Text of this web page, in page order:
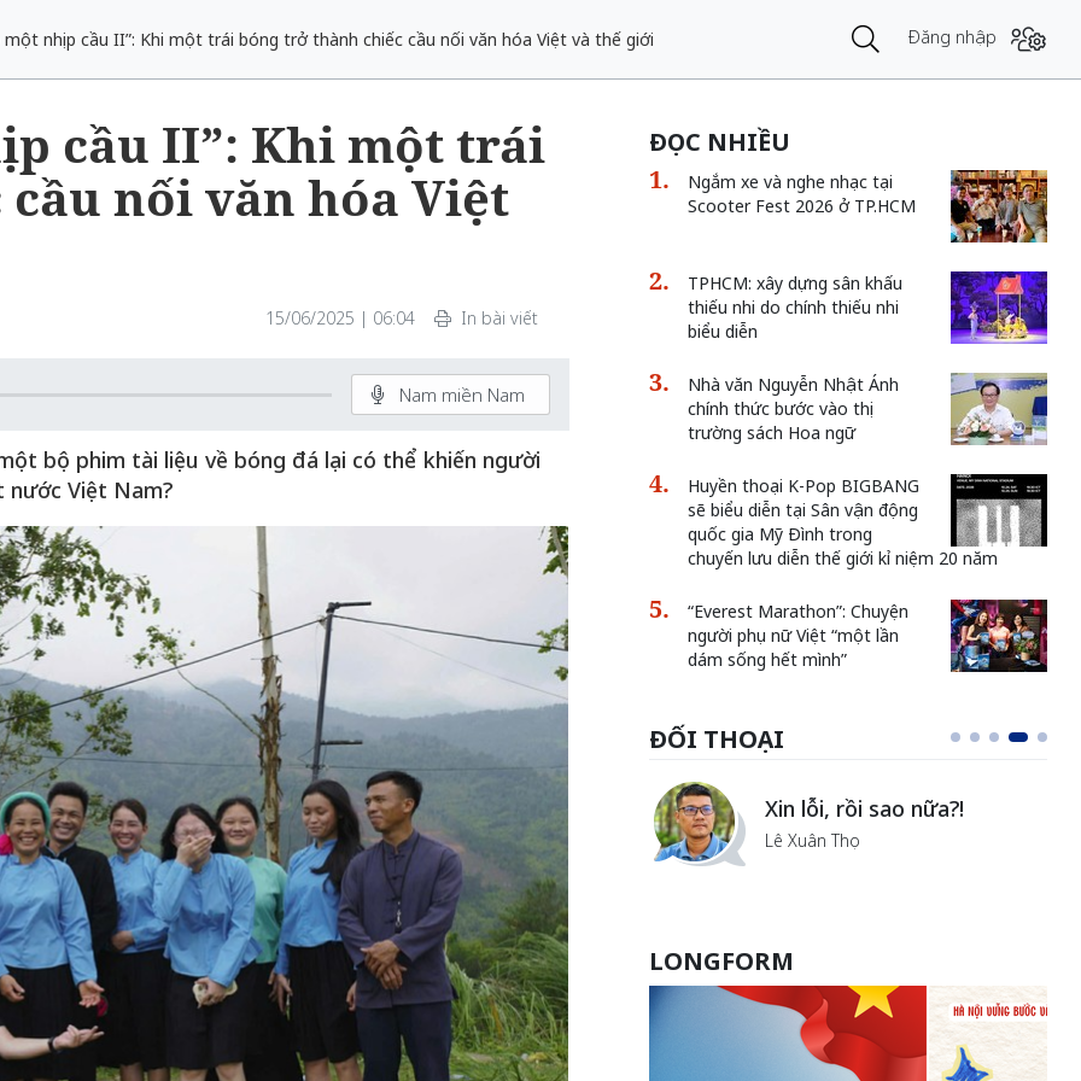
một nhịp cầu II”: Khi một trái bóng trở thành chiếc cầu nối văn hóa Việt và thế giới Đăng nhập
cầu II”: Khi một trái
nối văn hóa Việt
15/06/2025 | 06:04 In bài viết
Nam miền Nam
bộ phim tài liệu về bóng đá lại có thể khiến người
Việt Nam?
ĐỌC NHIỀU
Ngắm xe và nghe nhạc tại
Scooter Fest 2026 ở TP.HCM
TPHCM: xây dựng sân khấu
thiếu nhi do chính thiếu nhi
biểu diễn
Nhà văn Nguyễn Nhật Ánh
chính thức bước vào thị
trường sách Hoa ngữ
Huyền thoại K-Pop BIGBANG
sẽ biểu diễn tại Sân vận động
quốc gia Mỹ Đình trong
chuyến lưu diễn thế giới kỉ niệm 20 năm
“Everest Marathon”: Chuyện
người phụ nữ Việt “một lần
dám sống hết mình”
ĐỐI THOẠI
nhà
Bắc Biên - Giữ một ngôi
làng ven sông Hồng của Hà
Nội
TS. Trần Kim Hào
Xin lỗi, rồi sao nữa?!
Lê Xuân Thọ
LONGFORM